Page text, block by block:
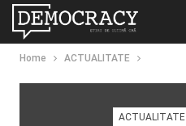
Home ACTUALITATE
ACTUALITATE